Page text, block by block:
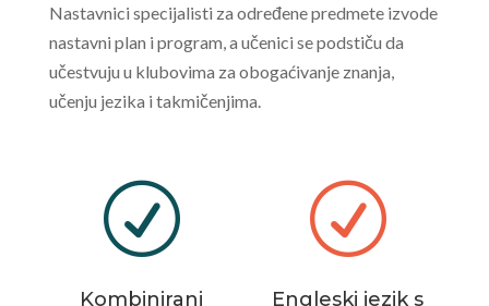
Nastavnici specijalisti za određene predmete izvode
nastavni plan i program, a učenici se podstiču da
učestvuju u klubovima za obogaćivanje znanja,
učenju jezika i takmičenjima.
R
Kombinirani
R
Engleski jezik s